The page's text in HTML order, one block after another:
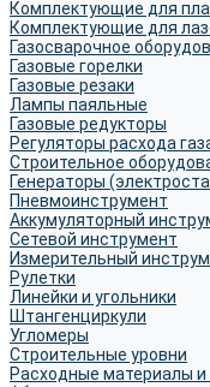
Комплектующие для
Комплектующие для
Газосварочное
Газовые горелки
Газовые резаки
Лампы паяльные
Газовые редукторы
Регуляторы расхода
Строительное
Генераторы
Пневмоинструмент
Аккумуляторный
Сетевой инструмент
Измерительный
Рулетки
Линейки и угольники
Штангенциркули
Угломеры
Строительные уровни
Расходные материалы и